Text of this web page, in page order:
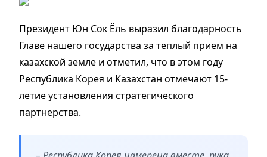
Президент Юн Сок Ёль выразил благодарность
Главе нашего государства за теплый прием на
казахской земле и отметил, что в этом году
Республика Корея и Казахстан отмечают 15-
летие установления стратегического
партнерства.